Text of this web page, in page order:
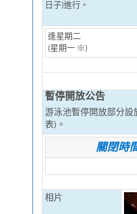
日子)進行。
逢星期二
(星期一 ※)
暫停開放公告
游泳池暫停開放部分設
表)。
關閉時
相片